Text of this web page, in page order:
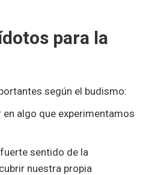
para la
según el budismo:
en algo que experimentamos
sentido de la
nuestra propia